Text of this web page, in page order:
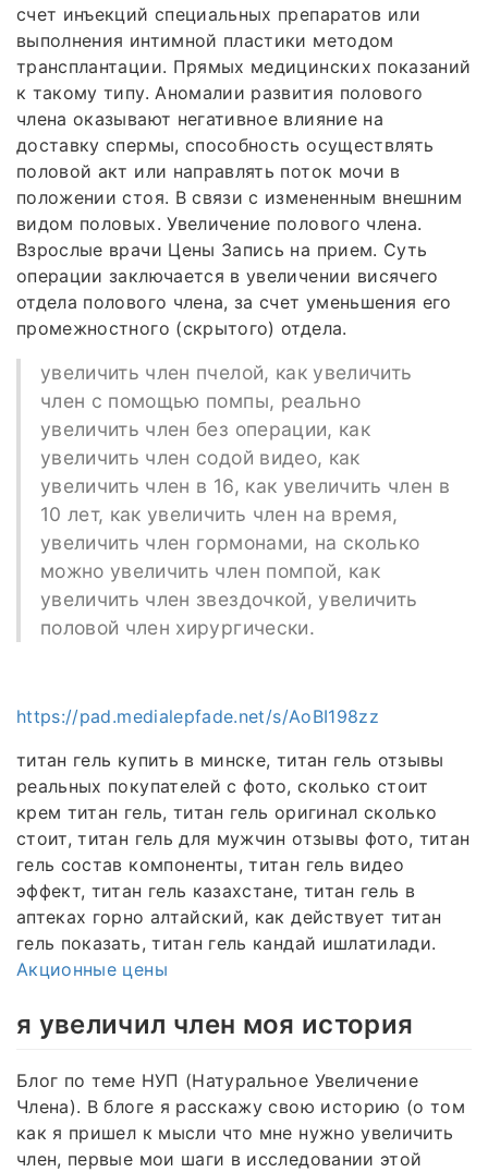
счет инъекций специальных препаратов или
выполнения интимной пластики методом
трансплантации. Прямых медицинских показаний
к такому типу. Аномалии развития полового
члена оказывают негативное влияние на
доставку спермы, способность осуществлять
половой акт или направлять поток мочи в
положении стоя. В связи с измененным внешним
видом половых. Увеличение полового члена.
Взрослые врачи Цены Запись на прием. Суть
операции заключается в увеличении висячего
отдела полового члена, за счет уменьшения его
промежностного (скрытого) отдела.
увеличить член пчелой, как увеличить
член с помощью помпы, реально
увеличить член без операции, как
увеличить член содой видео, как
увеличить член в 16, как увеличить член в
10 лет, как увеличить член на время,
увеличить член гормонами, на сколько
можно увеличить член помпой, как
увеличить член звездочкой, увеличить
половой член хирургически.
https://pad.medialepfade.net/s/AoBI198zz
титан гель купить в минске, титан гель отзывы
реальных покупателей с фото, сколько стоит
крем титан гель, титан гель оригинал сколько
стоит, титан гель для мужчин отзывы фото, титан
гель состав компоненты, титан гель видео
эффект, титан гель казахстане, титан гель в
аптеках горно алтайский, как действует титан
гель показать, титан гель кандай ишлатилади.
Акционные цены
я увеличил член моя история
Блог по теме НУП (Натуральное Увеличение
Члена). В блоге я расскажу свою историю (о том
как я пришел к мысли что мне нужно увеличить
член, первые мои шаги в исследовании этой